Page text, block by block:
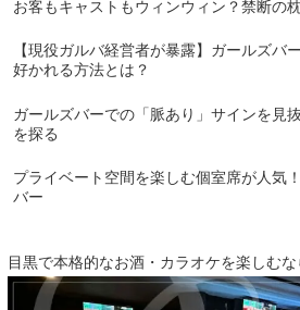
お客もキャストもウィンウィン？禁断の
【現役ガルバ経営者が暴露】ガールズバ
好かれる方法とは？
ガールズバーでの「脈あり」サインを見
を探る
プライベート空間を楽しむ個室席が人気
バー
目黒で本格的なお酒・カラオケを楽しむ